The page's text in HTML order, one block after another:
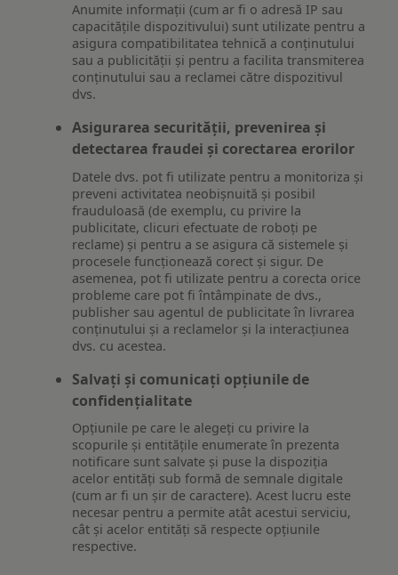
Anumite informații (cum ar fi o adresă IP sau
capacitățile dispozitivului) sunt utilizate pentru a
asigura compatibilitatea tehnică a conținutului
sau a publicității și pentru a facilita transmiterea
conținutului sau a reclamei către dispozitivul
dvs.
Asigurarea securității, prevenirea și
detectarea fraudei și corectarea erorilor
Datele dvs. pot fi utilizate pentru a monitoriza și
preveni activitatea neobișnuită și posibil
frauduloasă (de exemplu, cu privire la
publicitate, clicuri efectuate de roboți pe
reclame) și pentru a se asigura că sistemele și
procesele funcționează corect și sigur. De
asemenea, pot fi utilizate pentru a corecta orice
probleme care pot fi întâmpinate de dvs.,
publisher sau agentul de publicitate în livrarea
conținutului și a reclamelor și la interacțiunea
dvs. cu acestea.
Salvați și comunicați opțiunile de
confidențialitate
Opțiunile pe care le alegeți cu privire la
scopurile și entitățile enumerate în prezenta
notificare sunt salvate și puse la dispoziția
acelor entități sub formă de semnale digitale
(cum ar fi un șir de caractere). Acest lucru este
necesar pentru a permite atât acestui serviciu,
cât și acelor entități să respecte opțiunile
respective.